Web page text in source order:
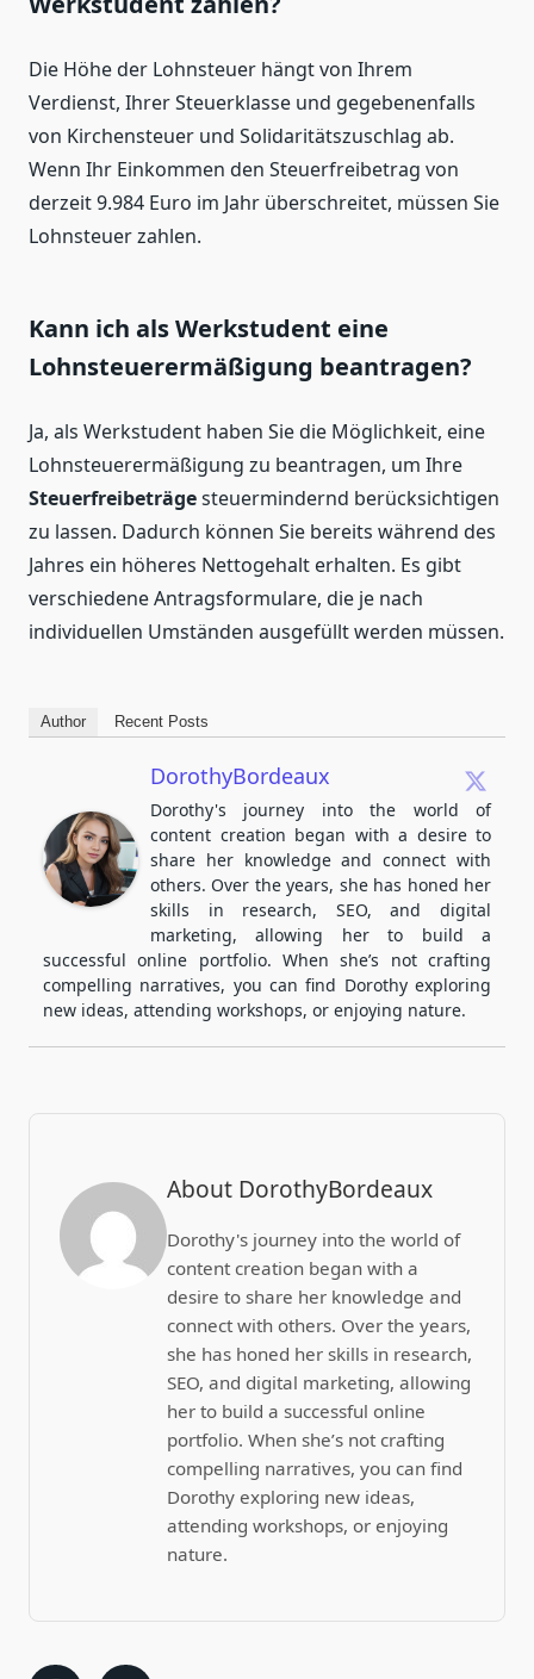
Die Höhe der Lohnsteuer hängt von Ihrem
Verdienst, Ihrer Steuerklasse und gegebenenfalls
von Kirchensteuer und Solidaritätszuschlag ab.
Wenn Ihr Einkommen den Steuerfreibetrag von
derzeit 9.984 Euro im Jahr überschreitet, müssen Sie
Lohnsteuer zahlen.
Kann ich als Werkstudent eine
Lohnsteuerermäßigung beantragen?
Ja, als Werkstudent haben Sie die Möglichkeit, eine
Lohnsteuerermäßigung zu beantragen, um Ihre
Steuerfreibeträgesteuermindernd berücksichtigen
zu lassen. Dadurch können Sie bereits während des
Jahres ein höheres Nettogehalt erhalten. Es gibt
verschiedene Antragsformulare, die je nach
individuellen Umständen ausgefüllt werden müssen.
Author Recent Posts
DorothyBordeaux
Dorothy's journey into the world of
content creation began with a desire to
share her knowledge and connect with
others. Over the years, she has honed her
skills in research, SEO, and digital
marketing, allowing her to build a
successful online portfolio. When she’s not crafting
compelling narratives, you can find Dorothy exploring
new ideas, attending workshops, or enjoying nature.
About DorothyBordeaux
Dorothy's journey into the world of
content creation began with a
desire to share her knowledge and
connect with others. Over the years,
she has honed her skills in research,
SEO, and digital marketing, allowing
her to build a successful online
portfolio. When she’s not crafting
compelling narratives, you can find
Dorothy exploring new ideas,
attending workshops, or enjoying
nature.